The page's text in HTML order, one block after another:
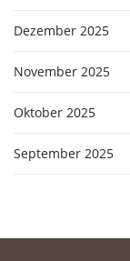
Dezember 2025
November 2025
Oktober 2025
September 2025